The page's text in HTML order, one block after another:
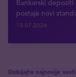
Bankarski
postaje novi
13.07.2026
Dobijajte najnovije